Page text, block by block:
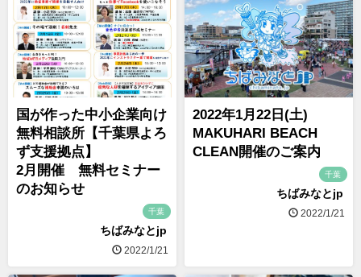
国が作った中小企業向け
無料相談所【千葉県よろ
ず支援拠点】
2月開催 無料セミナー
のお知らせ
千葉
ちばみなとjp
2022/1/21
2022年1月22日(土)
MAKUHARI BEACH
CLEAN開催のご案内
千葉
ちばみなとjp
2022/1/21